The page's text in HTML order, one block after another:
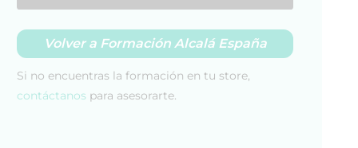
Volver a Formación Alcalá España
Si no encuentras la formación en tu store,
contáctanos para asesorarte.